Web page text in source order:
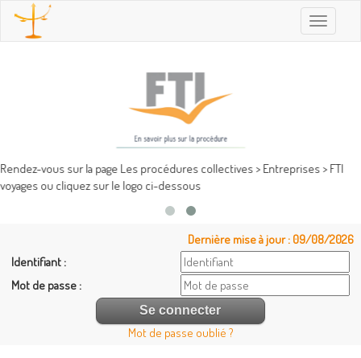
Toggle
Rendez-vous sur la page Les procédures collectives > Entreprises > FTI
voyages ou cliquez sur le logo ci-dessous
Dernière mise à jour : 09/08/2026
Identifiant :
Mot de passe :
Mot de passe oublié ?